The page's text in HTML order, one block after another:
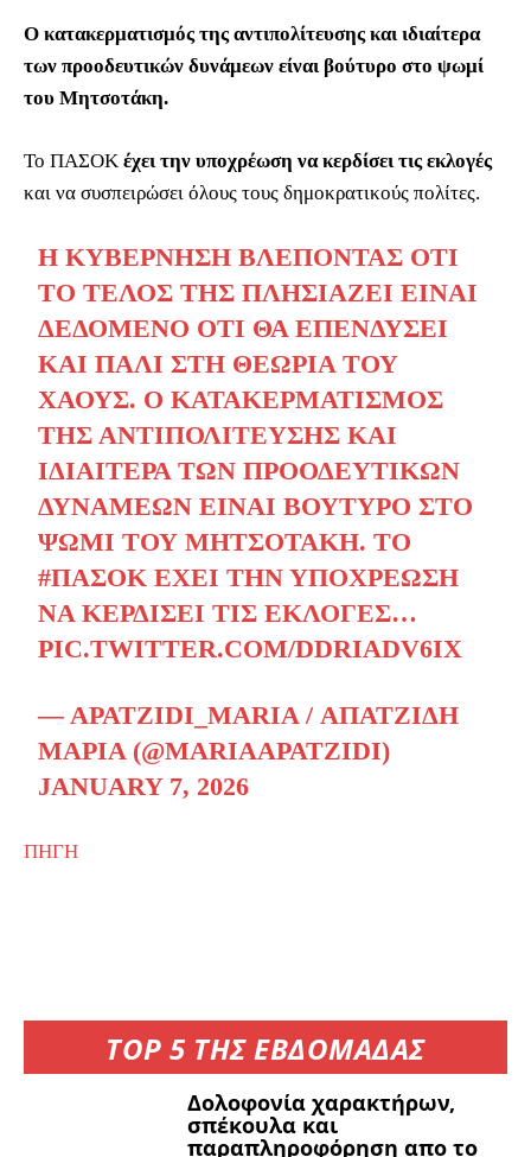
TOP 5 ΤΗΣ ΕΒΔΟΜΑΔΑΣ
Δολοφονία χαρακτήρων,
σπέκουλα και
παραπληροφόρηση απο το
Ο κατακερματισμός της αντιπολίτευσης και ιδιαίτερα
των προοδευτικών δυνάμεων είναι βούτυρο στο ψωμί
του Μητσοτάκη.
Το ΠΑΣΟΚ έχει την υποχρέωση να κερδίσει τις εκλογές
και να συσπειρώσει όλους τους δημοκρατικούς πολίτες.
Η ΚΥΒΈΡΝΗΣΗ ΒΛΈΠΟΝΤΑΣ ΌΤΙ
ΤΟ ΤΈΛΟΣ ΤΗΣ ΠΛΗΣΙΆΖΕΙ ΕΊΝΑΙ
ΔΕΔΟΜΈΝΟ ΌΤΙ ΘΑ ΕΠΕΝΔΎΣΕΙ
ΚΑΙ ΠΆΛΙ ΣΤΗ ΘΕΩΡΊΑ ΤΟΥ
ΧΆΟΥΣ. Ο ΚΑΤΑΚΕΡΜΑΤΙΣΜΌΣ
ΤΗΣ ΑΝΤΙΠΟΛΊΤΕΥΣΗΣ ΚΑΙ
ΙΔΙΑΊΤΕΡΑ ΤΩΝ ΠΡΟΟΔΕΥΤΙΚΏΝ
ΔΥΝΆΜΕΩΝ ΕΊΝΑΙ ΒΟΎΤΥΡΟ ΣΤΟ
ΨΩΜΊ ΤΟΥ ΜΗΤΣΟΤΆΚΗ. ΤΟ
#ΠΑΣΟΚ ΈΧΕΙ ΤΗΝ ΥΠΟΧΡΈΩΣΗ
ΝΑ ΚΕΡΔΊΣΕΙ ΤΙΣ ΕΚΛΟΓΈΣ…
PIC.TWITTER.COM/DDRIADV6IX
— APATZIDI_MARIA / ΑΠΑΤΖΊΔΗ
ΜΑΡΊΑ (@MARIAAPATZIDI)
JANUARY 7, 2026
ΠΗΓΗ